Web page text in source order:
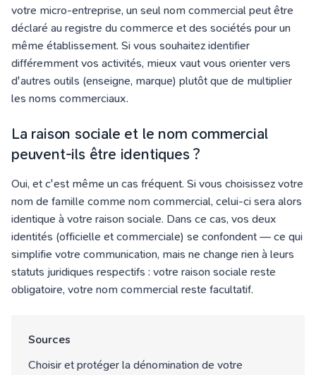
votre micro-entreprise, un seul nom commercial peut être
déclaré au registre du commerce et des sociétés pour un
même établissement. Si vous souhaitez identifier
différemment vos activités, mieux vaut vous orienter vers
d'autres outils (enseigne, marque) plutôt que de multiplier
les noms commerciaux.
La raison sociale et le nom commercial
peuvent-ils être identiques ?
Oui, et c'est même un cas fréquent. Si vous choisissez votre
nom de famille comme nom commercial, celui-ci sera alors
identique à votre raison sociale. Dans ce cas, vos deux
identités (officielle et commerciale) se confondent — ce qui
simplifie votre communication, mais ne change rien à leurs
statuts juridiques respectifs : votre raison sociale reste
obligatoire, votre nom commercial reste facultatif.
Sources
Choisir et protéger la dénomination de votre